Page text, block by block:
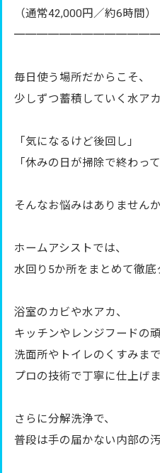
（通常42,000円／約6時間）
毎日使う場所だからこそ、
少しずつ蓄積していく水ア
「気になるけど後回し」
「休みの日が掃除で終わっ
そんなお悩みはありません
ホームアシストでは、
水回り5か所をまとめて徹底
浴室のカビや水アカ、
キッチンやレンジフードの
洗面所やトイレのくすみまで
プロの技術で丁寧に仕上げ
さらに分解洗浄で、
普段は手の届かない内部の